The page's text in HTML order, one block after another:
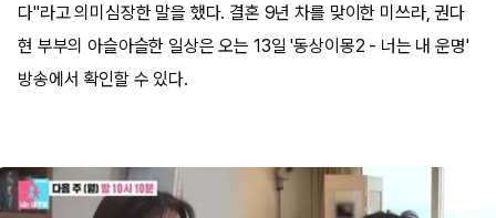
다"라고 의미심장한 말을 했다. 결혼 9년 차를 맞이한 미쓰라, 권다
현 부부의 아슬아슬한 일상은 오는 13일 '동상이몽2 - 너는 내 운명'
방송에서 확인할 수 있다.